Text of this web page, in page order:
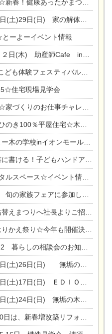
ったかまつり＆増改築リフォームまつり
日(日) 家の解体なんでも相談会
ーよーイベント情報
(木) 助産師Cafe in東陽住建
フェスティバル☆一宮市民会館
住宅現場見学会
づくりのお仕事チャレンジ
％平屋住宅☆木の家完成見学会
の学校inイオンモール木曽川
る！子どもハンドアロマ講座☆
ベント情報☆チャイルドアロマセラピスト
家族フェアに参加します☆
まつりへ社長よりご招待です♪
かえ祭り☆今年も開催決定！
らしの相談会のお知らせ
(日) 無垢の木の家体感見学会開催☆
ＤＩＯＮ東陽住建でんき館 総決算まつり
日(日) 無垢の木の家 完成見学会
ォームまつり＆家の修理祭り＆家電まつりです。